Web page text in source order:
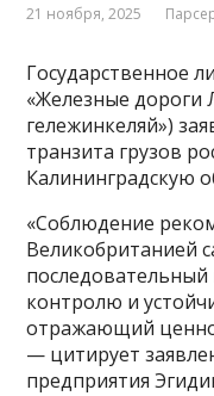
21 ноября, 2025
Государственное
«Железные дороги
гележинкеляй»)
транзита грузов
Калининградскую
«Соблюдение
Великобританией
контролю и
отражающий
— цитирует
предприятия